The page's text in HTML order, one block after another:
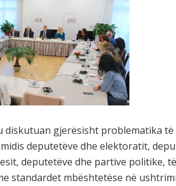
diskutuan gjerësisht problematika
deputetëve dhe elektoratit,
deputetëve dhe partive politike,
standardet mbështetëse në